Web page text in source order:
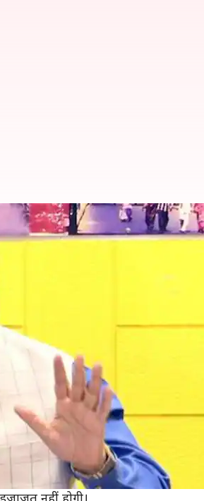
से मिलने के बाद
के बाद राज्य के मुख्यमंत्री विजय
इमरान खेड़ावाला में संक्रमण की
पटेल और गृह राज्य मंत्री प्रदीप
रुपाणी एक सप्ताह तक किसी से
हैं। डॉक्टरों ने उनका टेस्ट किया है
नहीं होगी।